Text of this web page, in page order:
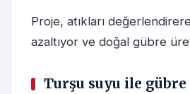
Proje, atıkları
azaltıyor ve doğal gübre
Turşu suyu ile